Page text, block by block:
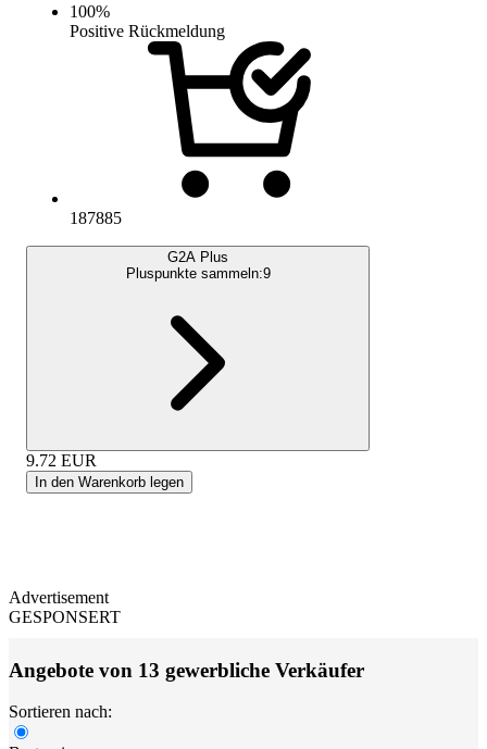
100%
Positive Rückmeldung
187885
G2A Plus
Pluspunkte sammeln:9
9.72 EUR
In den Warenkorb legen
Advertisement
GESPONSERT
Angebote von 13 gewerbliche Verkäufer
Sortieren nach: